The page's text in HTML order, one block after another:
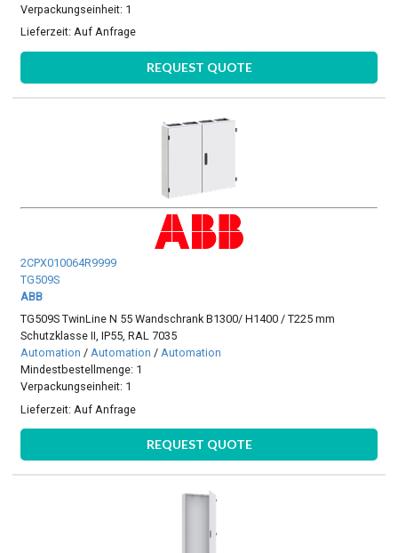
Verpackungseinheit: 1
Lieferzeit:Auf Anfrage
REQUEST QUOTE
2CPX010064R9999
TG509S
ABB
TG509S TwinLine N 55 Wandschrank B1300/ H1400 / T225 mm
Schutzklasse II, IP55, RAL 7035
Automation /Automation /Automation
Mindestbestellmenge: 1
Verpackungseinheit: 1
Lieferzeit: Auf Anfrage
REQUEST QUOTE